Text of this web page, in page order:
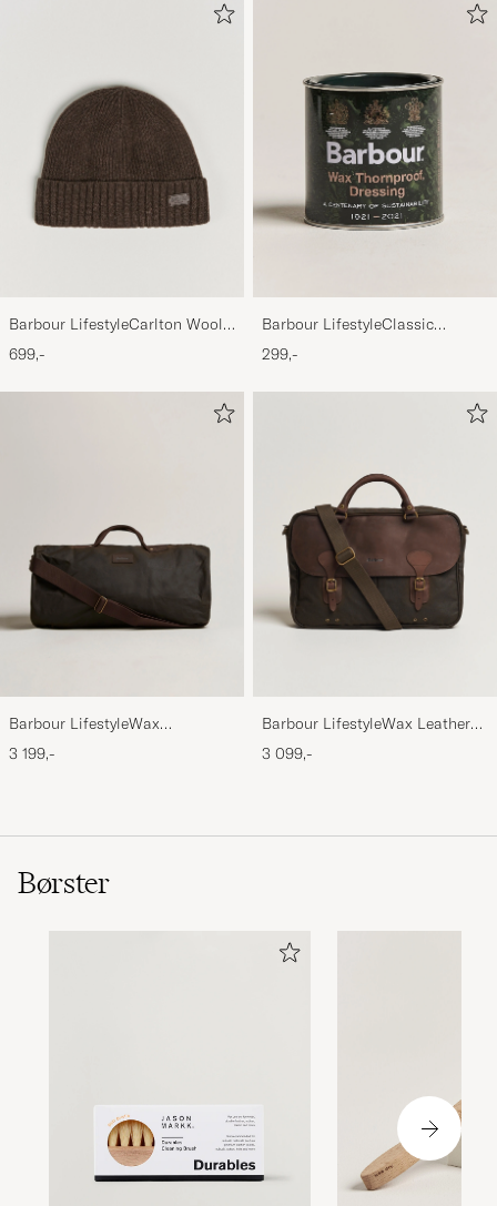
Barbour LifestyleCarlton Wool
BeanieMid Brown
699,-
Barbour LifestyleClassic
Thornproof Dressing
299,-
Barbour LifestyleWax
HoldallOlive
3 199,-
Barbour LifestyleWax Leather
Briefcase Olive
3 099,-
Børster